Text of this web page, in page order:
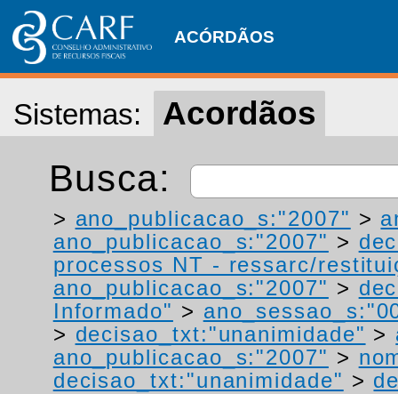
ACÓRDÃOS
Sistemas: Acordãos
Busca:
> ano_publicacao_s:"2007" >
ano_publicacao_s:"2007" >
processos NT - ressarc/
ano_publicacao_s:"2007" >
Informado" >
> decisao_txt:"unanimidade" >
ano_publicacao_s:"2007" >
decisao_txt:"unanimidade" >